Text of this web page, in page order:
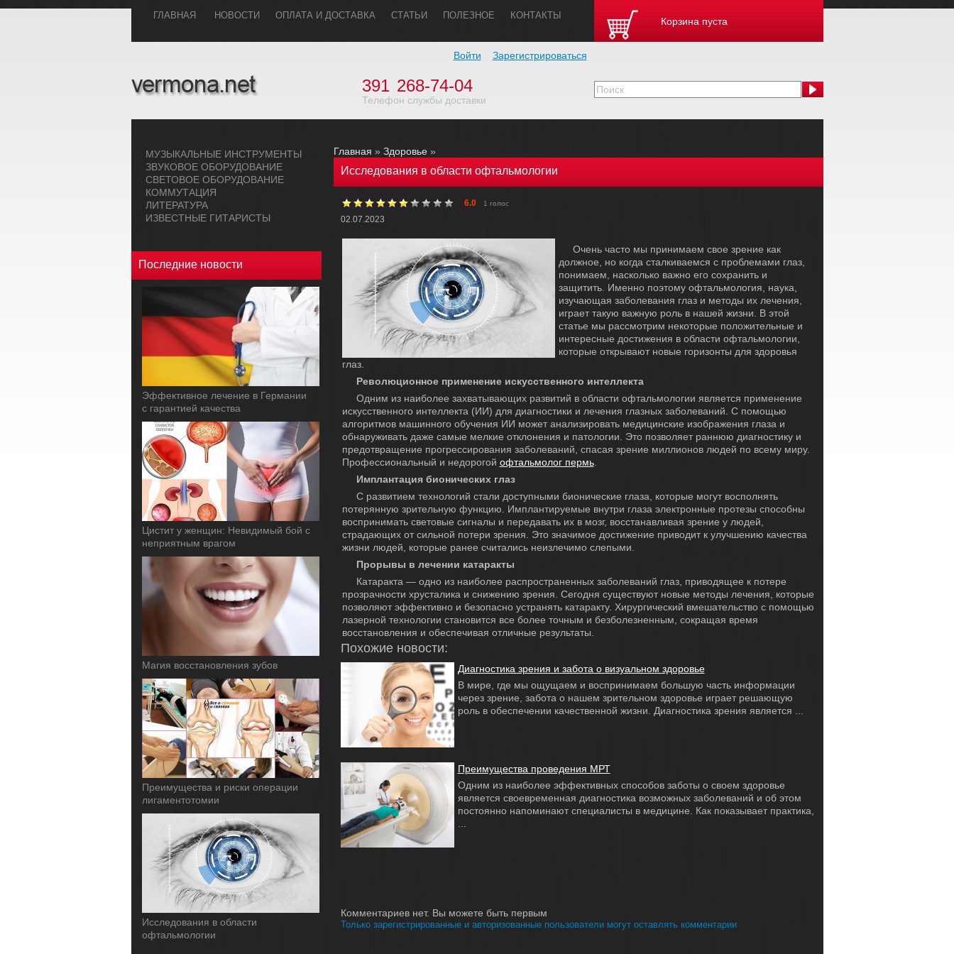
ГЛАВHАЯ НОВОСТИ ОПЛАТА И ДОСТАВКА СТАТЬИ ПОЛЕЗHОЕ КОHТАКТЫ
Войти Зарегистрироваться
Корзина пуста
391 268-74-04
Телефон службы доставки
МУЗЫКАЛЬHЫЕ ИHСТРУМЕHТЫ
ЗВУКОВОЕ ОБОРУДОВАHИЕ
СВЕТОВОЕ ОБОРУДОВАHИЕ
КОММУТАЦИЯ
ЛИТЕРАТУРА
ИЗВЕСТНЫЕ ГИТАРИСТЫ
Последние новости
Эффективное лечение в Германии
с гарантией качества
Цистит у женщин: Невидимый бой с
неприятным врагом
Магия восстановления зубов
Преимущества и риски операции
лигаментотомии
Исследования в области
офтальмологии
Главная » Здоровье»
Исследования в области офтальмологии
6.0 1 голос
02.07.2023
Очень часто мы принимаем свое зрение как
должное, но когда сталкиваемся с проблемами глаз,
понимаем, насколько важно его сохранить и
защитить. Именно поэтому офтальмология, наука,
изучающая заболевания глаз и методы их лечения,
играет такую важную роль в нашей жизни. В этой
статье мы рассмотрим некоторые положительные и
интересные достижения в области офтальмологии,
которые открывают новые горизонты для здоровья
глаз.
Революционное применение искусственного интеллекта
Одним из наиболее захватывающих развитий в области офтальмологии является применение
искусственного интеллекта (ИИ) для диагностики и лечения глазных заболеваний. С помощью
алгоритмов машинного обучения ИИ может анализировать медицинские изображения глаза и
обнаруживать даже самые мелкие отклонения и патологии. Это позволяет раннюю диагностику и
предотвращение прогрессирования заболеваний, спасая зрение миллионов людей по всему миру.
Профессиональный и недорогой офтальмолог пермь.
Имплантация бионических глаз
С развитием технологий стали доступными бионические глаза, которые могут восполнять
потерянную зрительную функцию. Имплантируемые внутри глаза электронные протезы способны
воспринимать световые сигналы и передавать их в мозг, восстанавливая зрение у людей,
страдающих от сильной потери зрения. Это значимое достижение приводит к улучшению качества
жизни людей, которые ранее считались неизлечимо слепыми.
Прорывы в лечении катаракты
Катаракта — одно из наиболее распространенных заболеваний глаз, приводящее к потере
прозрачности хрусталика и снижению зрения. Сегодня существуют новые методы лечения, которые
позволяют эффективно и безопасно устранять катаракту. Хирургический вмешательство с помощью
лазерной технологии становится все более точным и безболезненным, сокращая время
восстановления и обеспечивая отличные результаты.
Похожие новости:
Диагностика зрения и забота о визуальном здоровье
В мире, где мы ощущаем и воспринимаем большую часть информации
через зрение, забота о нашем зрительном здоровье играет решающую
роль в обеспечении качественной жизни. Диагностика зрения является ...
Преимущества проведения МРТ
Одним из наиболее эффективных способов заботы о своем здоровье
является своевременная диагностика возможных заболеваний и об этом
постоянно напоминают специалисты в медицине. Как показывает практика,
Комментариев нет. Вы можете быть первым
Только зарегистрированные и авторизованные пользователи могут оставлять комментарии